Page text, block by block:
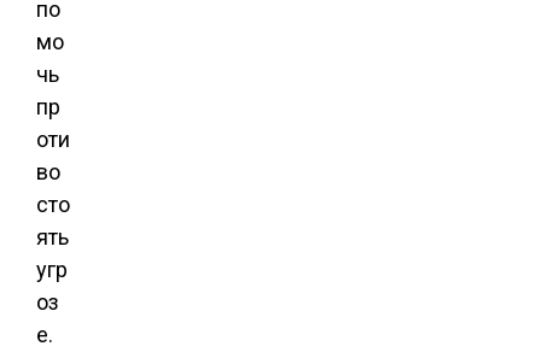
по
мо
чь
пр
оти
во
сто
ять
угр
оз
е.